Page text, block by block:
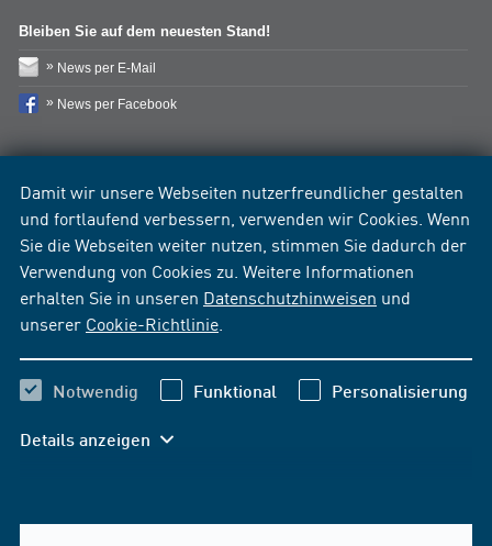
Damit wir unsere Webseiten nutzerfreundlicher gestalten
und fortlaufend verbessern, verwenden wir Cookies. Wenn
Sie die Webseiten weiter nutzen, stimmen Sie dadurch der
Verwendung von Cookies zu. Weitere Informationen
erhalten Sie in unseren Datenschutzhinweisen und
unserer Cookie-Richtlinie
Notwendig Funktional Personalisierung
Details anzeigen
Bleiben Sie auf dem neuesten Stand!
News per E-Mail
News per Facebook